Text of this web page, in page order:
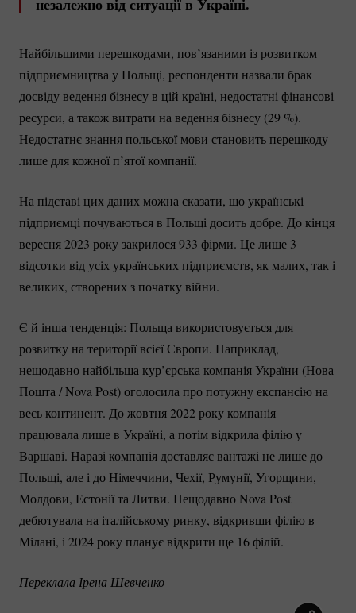
Найбільшими перешкодами, пов’язаними із розвитком
підприємництва у Польщі, респонденти назвали брак
досвіду ведення бізнесу в цій країні, недостатні фінансові
ресурси, а також витрати на ведення бізнесу (29 %).
Недостатнє знання польської мови становить перешкоду
лише для кожної п’ятої компанії.
На підставі цих даних можна сказати, що українські
підприємці почуваються в Польщі досить добре. До кінця
вересня 2023 року закрилося 933 фірми. Це лише 3
відсотки від усіх українських підприємств, як малих, так і
великих, створених з початку війни.
Є й інша тенденція: Польща використовується для
розвитку на території всієї Європи. Наприклад,
нещодавно найбільша кур’єрська компанія України (Нова
Пошта / Nova Post) оголосила про потужну експансію на
весь континент. До жовтня 2022 року компанія
працювала лише в Україні, а потім відкрила філію у
Варшаві. Наразі компанія доставляє вантажі не лише до
Польщі, але і до Німеччини, Чехії, Румунії, Угорщини,
Молдови, Естонії та Литви. Нещодавно Nova Post
дебютувала на італійському ринку, відкривши філію в
Мілані, і 2024 року планує відкрити ще 16 філій.
Переклала Ірена Шевченко